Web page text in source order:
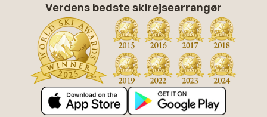
Verdens bedste skirejsearrangør